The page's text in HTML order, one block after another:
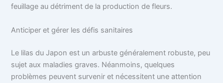
feuillage au détriment de la production de fleurs.
Anticiper et gérer les défis sanitaires
Le lilas du Japon est un arbuste généralement robuste, peu
sujet aux maladies graves. Néanmoins, quelques
problèmes peuvent survenir et nécessitent une attention